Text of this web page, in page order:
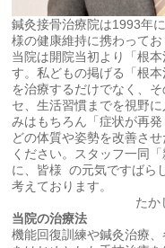
鍼灸接骨治療院は1993年
様の健康維持に携わってお
当院は開院当初より「根
す。私どもの掲げる「根
を治療するだけでなく、
セ、生活習慣までを視野
みはもちろん「症状が再
どの体質や姿勢を改善さ
ください。スタッフ一同
に、皆様 の元気ですばら
考えております。
た
当院の治療法
機能回復訓練や鍼灸治療